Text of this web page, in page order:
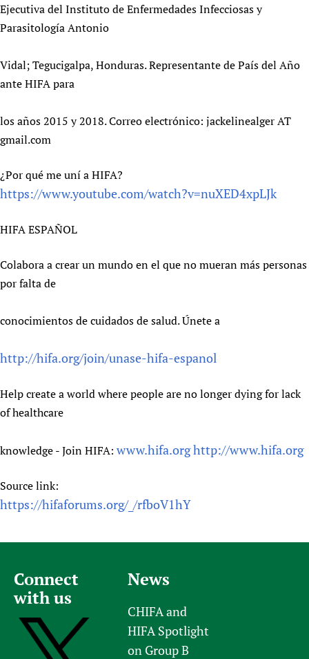
Ejecutiva del Instituto de Enfermedades Infecciosas y
Parasitología Antonio
Vidal; Tegucigalpa, Honduras. Representante de País del Año
ante HIFA para
los años 2015 y 2018. Correo electrónico: jackelinealger AT
gmail.com
¿Por qué me uní a HIFA?
https://www.youtube.com/watch?v=nuXED4xpLJk
HIFA ESPAÑOL
Colabora a crear un mundo en el que no mueran más personas
por falta de
conocimientos de cuidados de salud. Únete a
http://hifa.org/join/unase-hifa-espanol
Help create a world where people are no longer dying for lack
of healthcare
knowledge - Join HIFA: www.hifa.orghttp://www.hifa.org
Source link:
https://hifaforums.org/_/rfboV1hY
Connect
with us
News
CHIFA and
HIFA Spotlight
on Group B